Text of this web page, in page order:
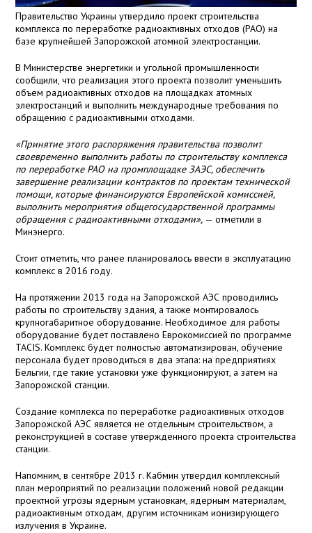
Правительство Украины утвердило проект строительства
комплекса по переработке радиоактивных отходов (РАО) на
базе крупнейшей Запорожской атомной электростанции.
В Министерстве энергетики и угольной промышленности
сообщили, что реализация этого проекта позволит уменьшить
объем радиоактивных отходов на площадках атомных
электростанций и выполнить международные требования по
обращению с радиоактивными отходами.
«Принятие этого распоряжения правительства позволит
своевременно выполнить работы по строительству комплекса
по переработке РАО на промплощадке ЗАЭС, обеспечить
завершение реализации контрактов по проектам технической
помощи, которые финансируются Европейской комиссией,
выполнить мероприятия общегосударственной программы
обращения с радиоактивными отходами», — отметили в
Минэнерго.
Стоит отметить, что ранее планировалось ввести в эксплуатацию
комплекс в 2016 году.
На протяжении 2013 года на Запорожской АЭС проводились
работы по строительству здания, а также монтировалось
крупногабаритное оборудование. Необходимое для работы
оборудование будет поставлено Еврокомиссией по программе
ТАСIS. Комплекс будет полностью автоматизирован, обучение
персонала будет проводиться в два этапа: на предприятиях
Бельгии, где такие установки уже функционируют, а затем на
Запорожской станции.
Создание комплекса по переработке радиоактивных отходов
Запорожской АЭС является не отдельным строительством, а
реконструкцией в составе утвержденного проекта строительства
станции.
Напомним, в сентябре 2013 г. Кабмин утвердил комплексный
план мероприятий по реализации положений новой редакции
проектной угрозы ядерным установкам, ядерным материалам,
радиоактивным отходам, другим источникам ионизирующего
излучения в Украине.